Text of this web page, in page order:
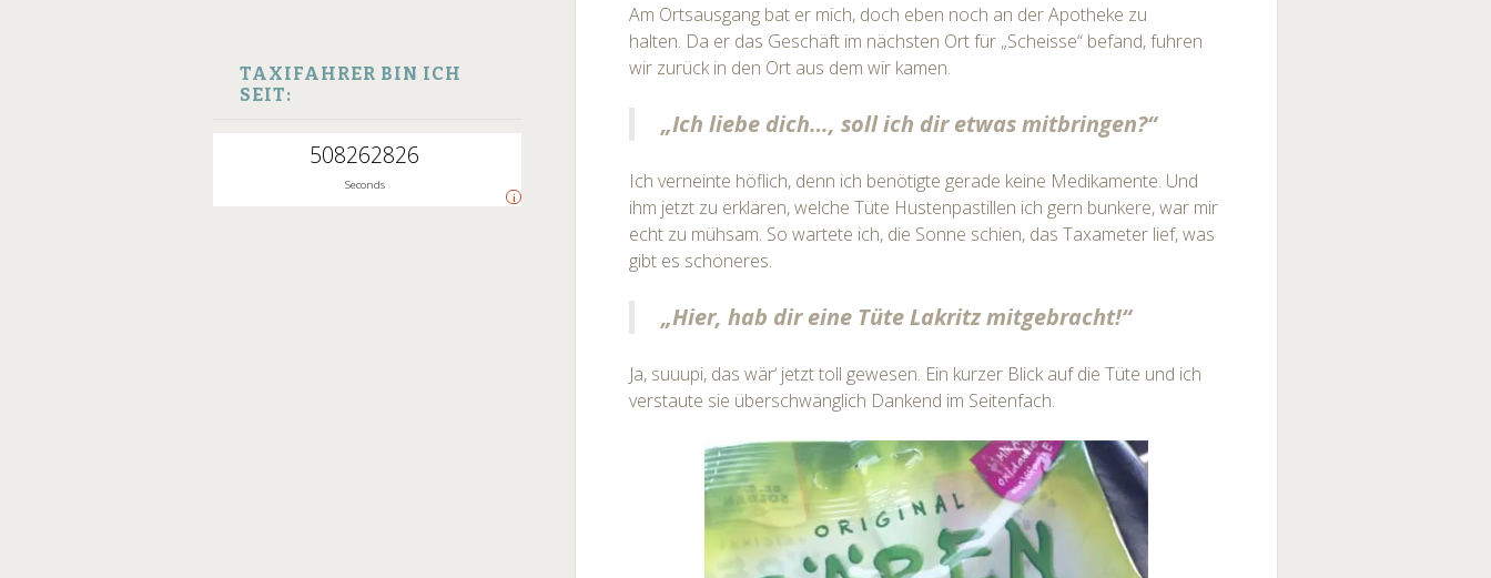
TAXIFAHRER BIN ICH
SEIT:
508262827
Seconds
i
Am Ortsausgang bat er mich, doch eben noch an der Apotheke zu
halten. Da er das Geschäft im nächsten Ort für „Scheisse“ befand, fuhren
wir zurück in den Ort aus dem wir kamen.
„Ich liebe dich…, soll ich dir etwas mitbringen?“
Ich verneinte höflich, denn ich benötigte gerade keine Medikamente. Und
ihm jetzt zu erklären, welche Tüte Hustenpastillen ich gern bunkere, war mir
echt zu mühsam. So wartete ich, die Sonne schien, das Taxameter lief, was
gibt es schöneres.
„Hier, hab dir eine Tüte Lakritz mitgebracht!“
Ja, suuupi, das wär‘ jetzt toll gewesen. Ein kurzer Blick auf die Tüte und ich
verstaute sie überschwänglich Dankend im Seitenfach.